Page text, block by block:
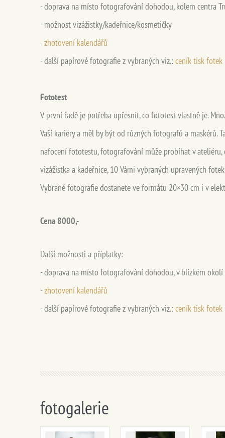
- doprava na místo fotografování dohodou, kolem centra
- možnost vizážistky/kadeřnice/kosmetičky
-zhotovení kalendářů
- další papírové fotografie z vybraných viz.: ceník tisk fotek
Fototest
V první řadě je potřeba upřesnít, co fototest vlastně je.
Vaší kariéry a měl by být od různých fotografů a maskérů.
nafocení fototestu, fotografování může probíhat v
vizážistka a kadeřnice, 10 Vámi vybraných upravených
Vybrané fotografie dostanete ve formátu 20×30 cm i v
Cena 8000,-
Další možnosti a příplatky:
- doprava na místo fotografování dohodou, v blízkém okolí
-zhotovení kalendářů
- další papírové fotografie z vybraných viz.: ceník tisk fotek
fotogalerie